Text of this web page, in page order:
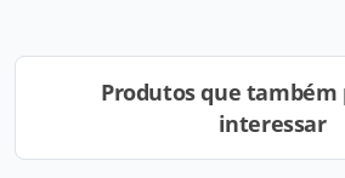
Produtos que também
interessar